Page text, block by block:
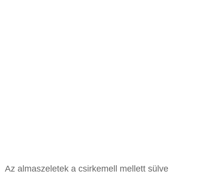
Az almaszeletek a csirkemell mellett sülve